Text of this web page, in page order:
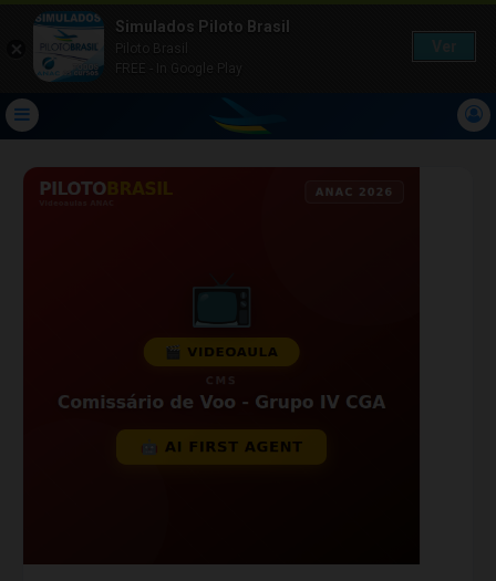
Simulados Piloto Brasil
Piloto Brasil
FREE - In Google Play